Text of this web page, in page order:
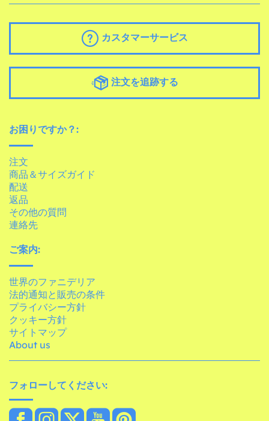
カスタマーサービス
注文を追跡する
お困りですか？:
注文
商品＆サイズガイド
配送
返品
その他の質問
連絡先
ご案内:
世界のファニデリア
法的通知と販売の条件
プライバシー方針
クッキー方針
サイトマップ
About us
フォローしてください: